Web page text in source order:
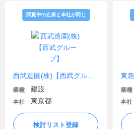
閲覧中の企業と本社が同じ
業種 建設
本社 東京都
検討リスト登録
業種
本社